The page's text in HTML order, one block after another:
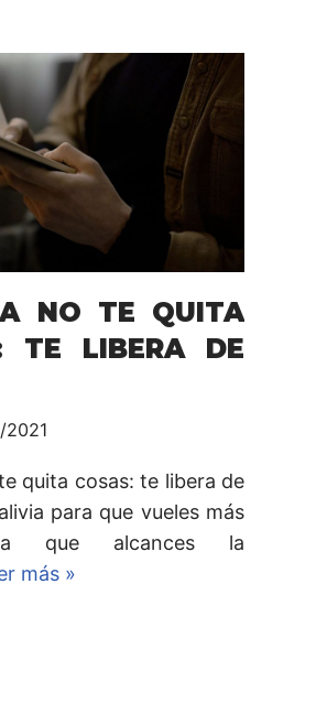
NO TE QUITA
TE LIBERA DE
quita cosas: te libera de
para que vueles más
que alcances la
más »